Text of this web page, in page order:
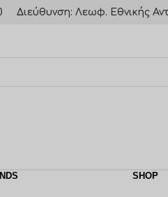
Διεύθυνση: Λεωφ. Εθνικής
SHOP